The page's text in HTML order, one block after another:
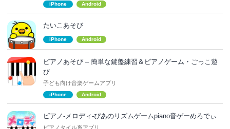
iPhone Android
たいこあそび
iPhone Android
ピアノあそび – 簡単な鍵盤練習＆ピアノゲーム・ごっこ遊
び
子ども向け音楽ゲームアプリ
iPhone Android
ピアノ-メロディ-ぴあのリズムゲームpiano音ゲーめろでぃ
ピアノタイル系アプリ